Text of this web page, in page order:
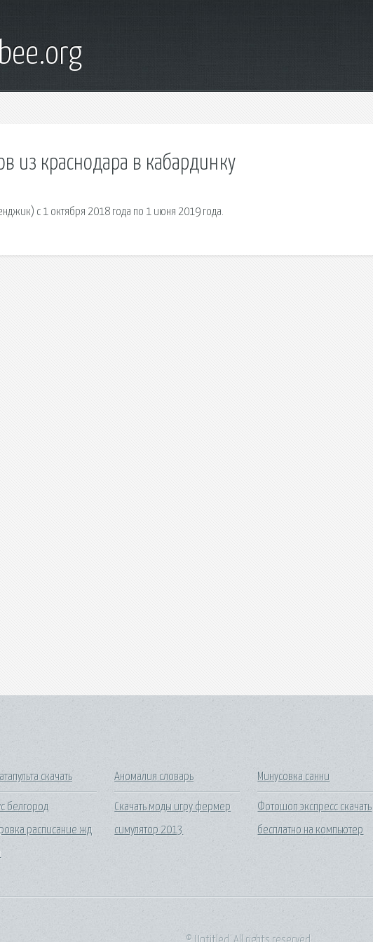
из краснодара в кабардинку
с 1 октября 2018 года по 1 июня 2019 года.
скачать
белгород
расписание жд
Аномалия словарь
Скачать моды игру фермер
симулятор 2013
Минусовка санни
Фотошоп экспресс скачать
бесплатно на компьютер